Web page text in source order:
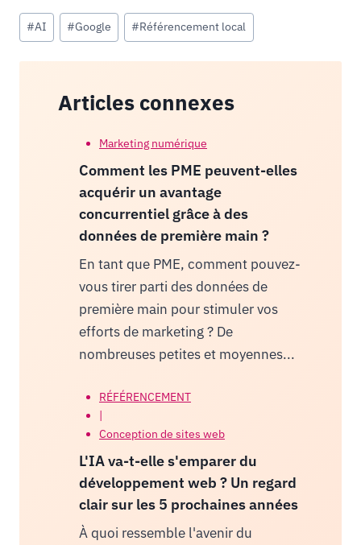
Étiquettes
de
la
#AI #Google #Référencement local
Articles connexes
Marketing numérique
Comment les PME peuvent-elles
acquérir un avantage
concurrentiel grâce à des
données de première main ?
En tant que PME, comment pouvez-
vous tirer parti des données de
première main pour stimuler vos
efforts de marketing ? De
nombreuses petites et moyennes...
RÉFÉRENCEMENT
|
Conception de sites web
L'IA va-t-elle s'emparer du
développement web ? Un regard
clair sur les 5 prochaines années
À quoi ressemble l'avenir du